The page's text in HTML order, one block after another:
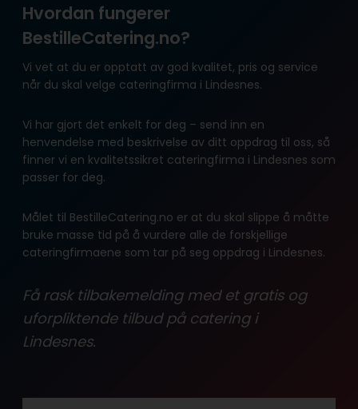
Hvordan fungerer
BestilleCatering.no?
Vi vet at du er opptatt av god kvalitet, pris og service
når du skal velge cateringfirma i Lindesnes.
Vi har gjort det enkelt for deg – send inn en
henvendelse med beskrivelse av ditt oppdrag til oss, så
finner vi en kvalitetssikret cateringfirma i Lindesnes som
passer for deg.
Målet til BestilleCatering.no er at du skal slippe å måtte
bruke masse tid på å vurdere alle de forskjellige
cateringfirmaene som tar på seg oppdrag i Lindesnes.
Få rask tilbakemelding med et gratis og
uforpliktende tilbud på catering i
Lindesnes.